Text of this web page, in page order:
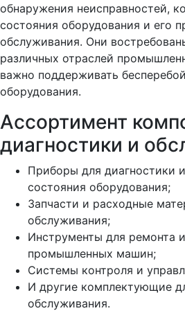
обнаружения неисправностей,
состояния оборудования и его
обслуживания. Они
различных отраслей
важно поддерживать
оборудования.
Ассортимент
диагностики и
Приборы для диагностики
состояния оборудования;
Запчасти и расходные
обслуживания;
Инструменты для ремонта
промышленных машин;
Системы контроля и
И другие комплектующие
обслуживания.